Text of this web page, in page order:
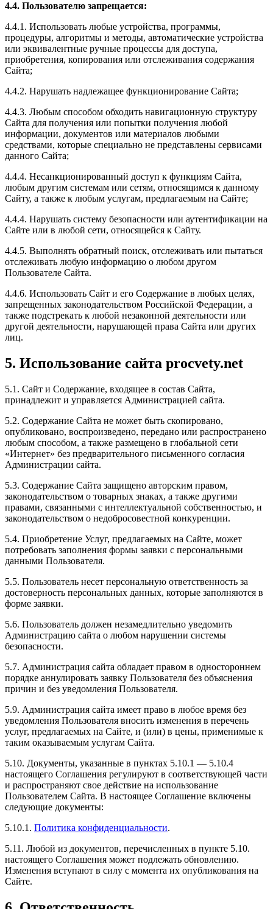
4.4. Пользователю запрещается:
4.4.1. Использовать любые устройства, программы,
процедуры, алгоритмы и методы, автоматические устройства
или эквивалентные ручные процессы для доступа,
приобретения, копирования или отслеживания содержания
Сайта;
4.4.2. Нарушать надлежащее функционирование Сайта;
4.4.3. Любым способом обходить навигационную структуру
Сайта для получения или попытки получения любой
информации, документов или материалов любыми
средствами, которые специально не представлены сервисами
данного Сайта;
4.4.4. Несанкционированный доступ к функциям Сайта,
любым другим системам или сетям, относящимся к данному
Сайту, а также к любым услугам, предлагаемым на Сайте;
4.4.4. Нарушать систему безопасности или аутентификации на
Сайте или в любой сети, относящейся к Сайту.
4.4.5. Выполнять обратный поиск, отслеживать или пытаться
отслеживать любую информацию о любом другом
Пользователе Сайта.
4.4.6. Использовать Сайт и его Содержание в любых целях,
запрещенных законодательством Российской Федерации, а
также подстрекать к любой незаконной деятельности или
другой деятельности, нарушающей права Сайта или других
лиц.
5. Использование сайта procvety.net
5.1. Сайт и Содержание, входящее в состав Сайта,
принадлежит и управляется Администрацией сайта.
5.2. Содержание Сайта не может быть скопировано,
опубликовано, воспроизведено, передано или распространено
любым способом, а также размещено в глобальной сети
«Интернет» без предварительного письменного согласия
Администрации сайта.
5.3. Содержание Сайта защищено авторским правом,
законодательством о товарных знаках, а также другими
правами, связанными с интеллектуальной собственностью, и
законодательством о недобросовестной конкуренции.
5.4. Приобретение Услуг, предлагаемых на Сайте, может
потребовать заполнения формы заявки с персональными
данными Пользователя.
5.5. Пользователь несет персональную ответственность за
достоверность персональных данных, которые заполняются в
форме заявки.
5.6. Пользователь должен незамедлительно уведомить
Администрацию сайта о любом нарушении системы
безопасности.
5.7. Администрация сайта обладает правом в одностороннем
порядке аннулировать заявку Пользователя без объяснения
причин и без уведомления Пользователя.
5.9. Администрация сайта имеет право в любое время без
уведомления Пользователя вносить изменения в перечень
услуг, предлагаемых на Сайте, и (или) в цены, применимые к
таким оказываемым услугам Сайта.
5.10. Документы, указанные в пунктах 5.10.1 — 5.10.4
настоящего Соглашения регулируют в соответствующей части
и распространяют свое действие на использование
Пользователем Сайта. В настоящее Соглашение включены
следующие документы:
5.10.1. Политика конфиденциальности.
5.11. Любой из документов, перечисленных в пункте 5.10.
настоящего Соглашения может подлежать обновлению.
Изменения вступают в силу с момента их опубликования на
Сайте.